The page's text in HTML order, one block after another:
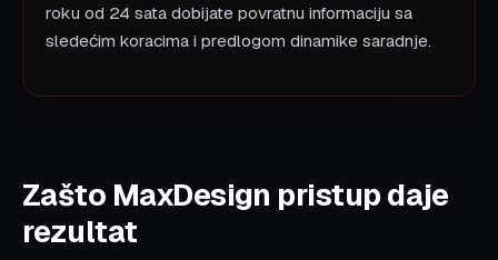
roku od 24 sata dobijate povratnu informaciju sa
sledećim koracima i predlogom dinamike saradnje.
Zašto MaxDesign pristup daje
rezultat